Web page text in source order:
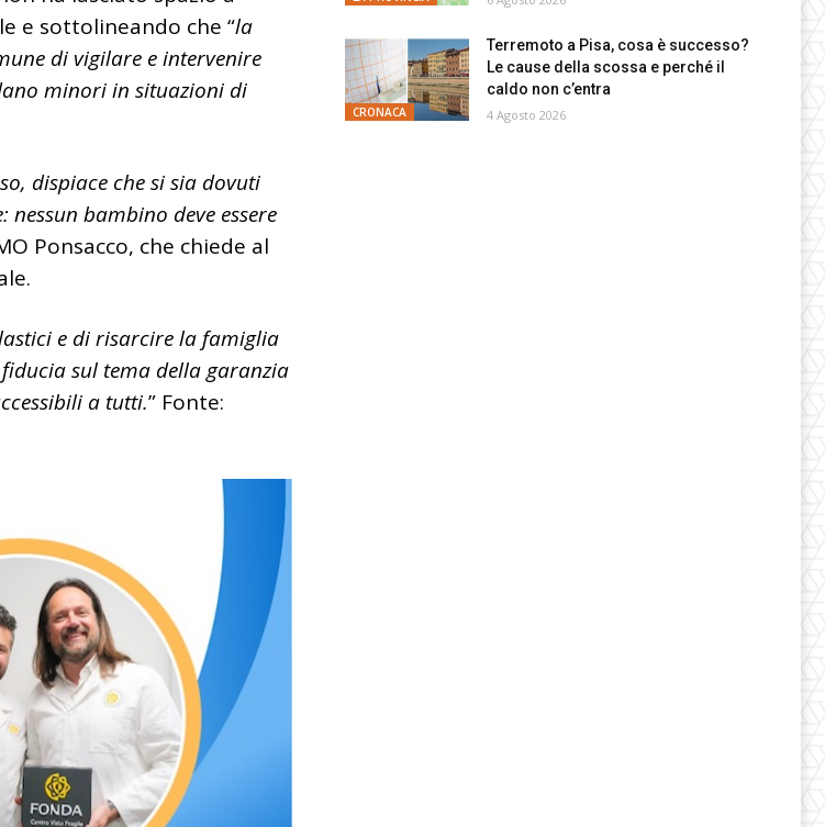
e sottolineando che “la
di vigilare e intervenire
minori in situazioni di
dispiace che si sia dovuti
bambino deve essere
Ponsacco, che chiede al
e di risarcire la famiglia
sul tema della garanzia
a tutti.” Fonte:
CRONACA
Terremoto a Pisa, cosa è successo?
Le cause della scossa e perché il
caldo non c’entra
4 Agosto 2026